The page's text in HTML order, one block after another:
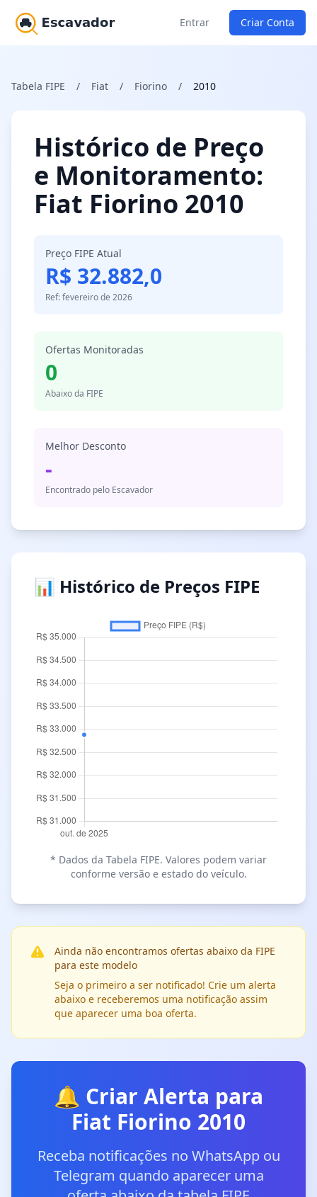
Entrar Criar Conta
Tabela FIPE / Fiat / Fiorino / 2010
Histórico de Preço
e Monitoramento:
Fiat Fiorino 2010
Preço FIPE Atual
R$ 32.882,0
Ref: fevereiro de 2026
Ofertas Monitoradas
0
Abaixo da FIPE
Melhor Desconto
-
Encontrado pelo Escavador
📊 Histórico de Preços FIPE
* Dados da Tabela FIPE. Valores podem variar
conforme versão e estado do veículo.
Ainda não encontramos ofertas abaixo da FIPE
para este modelo
Seja o primeiro a ser notificado! Crie um alerta
abaixo e receberemos uma notificação assim
que aparecer uma boa oferta.
🔔 Criar Alerta para
Fiat Fiorino 2010
Receba notificações no WhatsApp ou
Telegram quando aparecer uma